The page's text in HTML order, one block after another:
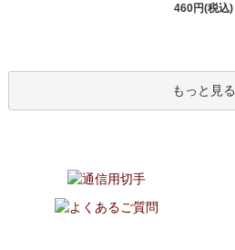
460円(税込)
もっと見る